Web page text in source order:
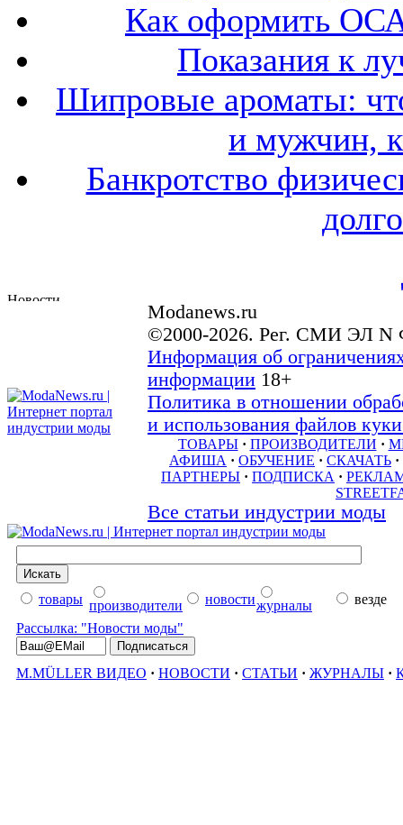
Как оформить
Показания к
Шипровые ароматы:
и мужчин,
Банкротство
Modanews.ru
©2000-2026. Рег. СМИ ЭЛ N
Информация об
информации 18+
Политика в отношении
и использования файлов
ТОВАРЫ · ПРОИЗВОДИТЕЛИ ·
АФИША · ОБУЧЕНИЕ · СКАЧАТЬ ·
ПАРТНЕРЫ · ПОДПИСКА ·
Все статьи индустрии моды
товары производители новостижурналы
везде
Рассылка: "Новости моды"
M.MÜLLER ВИДЕО · НОВОСТИ · СТАТЬИ · ЖУРНАЛЫ ·